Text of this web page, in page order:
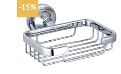
-15%
Add to
wishlist